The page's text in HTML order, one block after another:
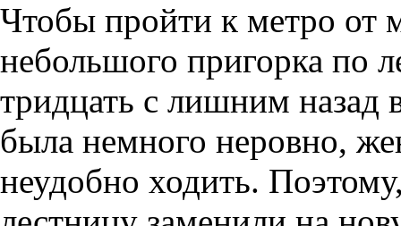
Чтобы пройти к метро от
небольшого пригорка по
тридцать с лишним назад
была немного неровно,
неудобно ходить.